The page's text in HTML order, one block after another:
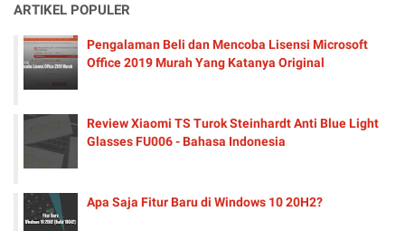
ARTIKEL POPULER
Pengalaman Beli dan Mencoba Lisensi Microsoft
Office 2019 Murah Yang Katanya Original
Review Xiaomi TS Turok Steinhardt Anti Blue Light
Glasses FU006 - Bahasa Indonesia
Apa Saja Fitur Baru di Windows 10 20H2?